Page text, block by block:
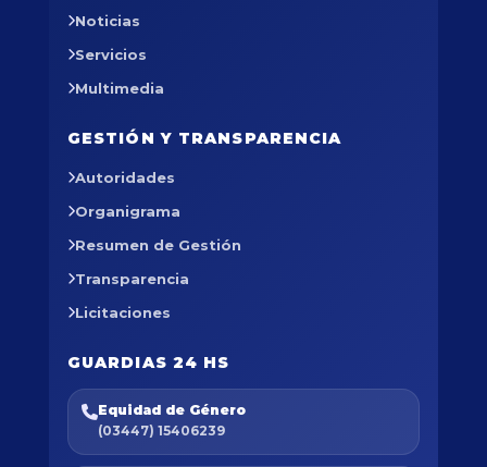
Noticias
Servicios
Multimedia
GESTIÓN Y TRANSPARENCIA
Autoridades
Organigrama
Resumen de Gestión
Transparencia
Licitaciones
GUARDIAS 24 HS
Equidad de Género
(03447) 15406239